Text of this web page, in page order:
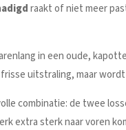
raakt of niet meer
in een oude,
uitstraling, maar
combinatie: de twee
extra sterk naar voren